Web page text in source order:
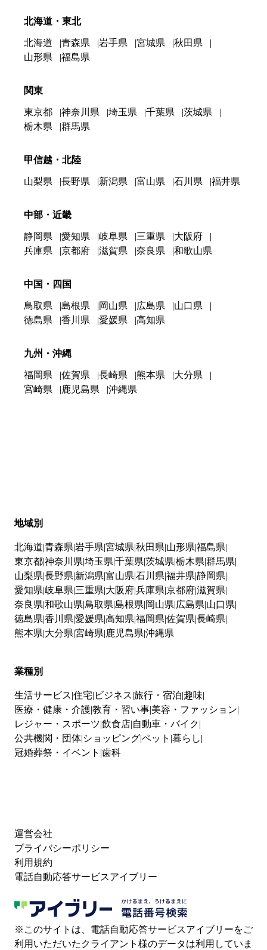
北海道・東北
北海道 青森県 岩手県 宮城県
秋田県
山形県
福島県
関東
東京都 神奈川県 埼玉県 千葉県
茨城県
栃木県
群馬県
甲信越・北陸
山梨県 長野県 新潟県 富山県 石川県 福井県
中部・近畿
静岡県 愛知県 岐阜県 三重県
大阪府
兵庫県
京都府 滋賀県 奈良県 和歌山県
中国・四国
鳥取県 島根県 岡山県 広島県
山口県
徳島県
香川県 愛媛県 高知県
九州・沖縄
福岡県 佐賀県 長崎県 熊本県
大分県
宮崎県
鹿児島県 沖縄県
地域別
北海道 青森県 岩手県 宮城県 秋田県 山形県 福島県
東京都神奈川県 埼玉県 千葉県 茨城県 栃木県 群馬県
山梨県 長野県 新潟県 富山県 石川県 福井県 静岡県
愛知県 岐阜県 三重県 大阪府兵庫県 京都府滋賀県
奈良県 和歌山県 鳥取県 島根県 岡山県 広島県 山口県
徳島県 香川県 愛媛県 高知県 福岡県 佐賀県 長崎県
熊本県 大分県 宮崎県 鹿児島県 沖縄県
業種別
生活サービス 住宅 ビジネス 旅行・宿泊 趣味
医療・健康・介護教育・習い事 美容・ファッション
レジャー・スポーツ 飲食店 自動車・バイク
公共機関・団体 ショッピングペット 暮らし
冠婚葬祭・イベント 歯科
運営会社
プライバシーポリシー
利用規約
電話自動応答サービスアイブリー
※このサイトは、電話自動応答サービスアイブリーをご
利用いただいたクライアント様のデータは利用していま